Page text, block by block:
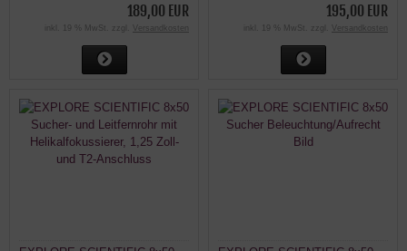
189,00 EUR
inkl. 19 % MwSt. zzgl. Versandkosten
195,00 EUR
inkl. 19 % MwSt. zzgl. Versandkosten